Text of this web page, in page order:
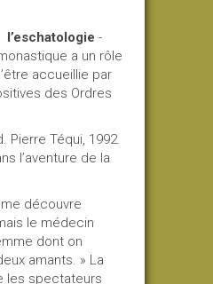
l’eschatologie -
a un rôle
accueillie par
des Ordres
Pierre Téqui, 1992.
l’aventure de la
découvre
le médecin
dont on
amants. » La
les spectateurs